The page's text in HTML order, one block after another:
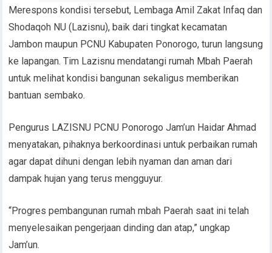
Merespons kondisi tersebut, Lembaga Amil Zakat Infaq dan
Shodaqoh NU (Lazisnu), baik dari tingkat kecamatan
Jambon maupun PCNU Kabupaten Ponorogo, turun langsung
ke lapangan. Tim Lazisnu mendatangi rumah Mbah Paerah
untuk melihat kondisi bangunan sekaligus memberikan
bantuan sembako.
Pengurus LAZISNU PCNU Ponorogo Jam’un Haidar Ahmad
menyatakan, pihaknya berkoordinasi untuk perbaikan rumah
agar dapat dihuni dengan lebih nyaman dan aman dari
dampak hujan yang terus mengguyur.
“Progres pembangunan rumah mbah Paerah saat ini telah
menyelesaikan pengerjaan dinding dan atap,” ungkap
Jam’un.